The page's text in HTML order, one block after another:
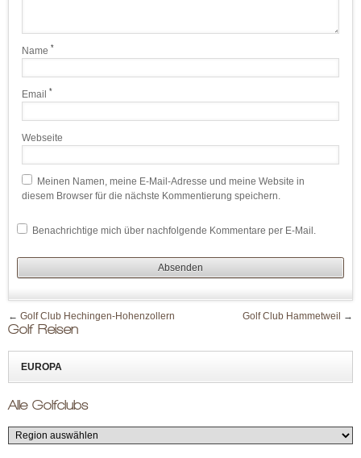
Name *
Email *
Webseite
Meinen Namen, meine E-Mail-Adresse und meine Website in
diesem Browser für die nächste Kommentierung speichern.
Benachrichtige mich über nachfolgende Kommentare per E-Mail.
← Golf Club Hechingen-Hohenzollern Golf Club Hammetweil →
Golf Reisen
EUROPA
Alle Golfclubs